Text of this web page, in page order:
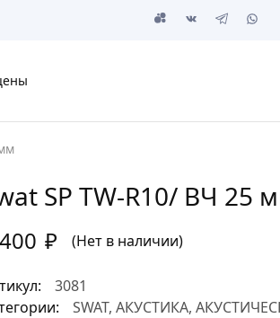
SP TW-R10/ ВЧ 25
₽ (Нет в наличии)
3081
SWAT, АКУСТИКА,